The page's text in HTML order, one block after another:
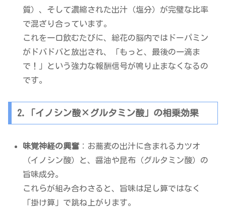
質）、そして濃縮された出汁（塩分）が完璧な比率
で混ざり合っています。
これを一口飲むたびに、総花の脳内ではドーパミン
がドバドバと放出され、「もっと、最後の一滴ま
で！」という強力な報酬信号が鳴り止まなくなるの
です。
2.「イノシン酸×グルタミン酸」の相乗効果
味覚神経の興奮：お蕎麦の出汁に含まれるカツオ
（イノシン酸）と、醤油や昆布（グルタミン酸）の
旨味成分。
これらが組み合わさると、旨味は足し算ではなく
「掛け算」で跳ね上がります。